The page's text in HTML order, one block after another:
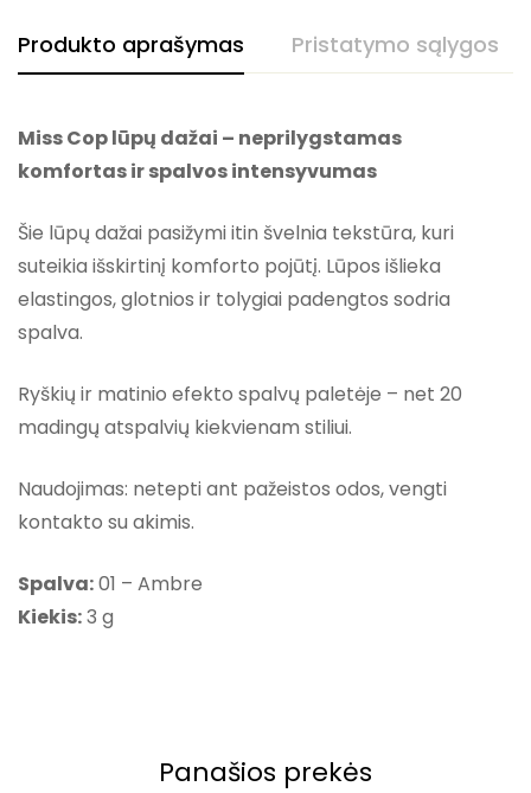
Produkto aprašymas Pristatymo sąlygos
Miss Cop lūpų dažai – neprilygstamas
komfortas ir spalvos intensyvumas
Šie lūpų dažai pasižymi itin švelnia tekstūra, kuri
suteikia išskirtinį komforto pojūtį. Lūpos išlieka
elastingos, glotnios ir tolygiai padengtos sodria
spalva.
Ryškių ir matinio efekto spalvų paletėje – net 20
madingų atspalvių kiekvienam stiliui.
Naudojimas: netepti ant pažeistos odos, vengti
kontakto su akimis.
Spalva:01 – Ambre
Kiekis:3 g
Panašios prekės